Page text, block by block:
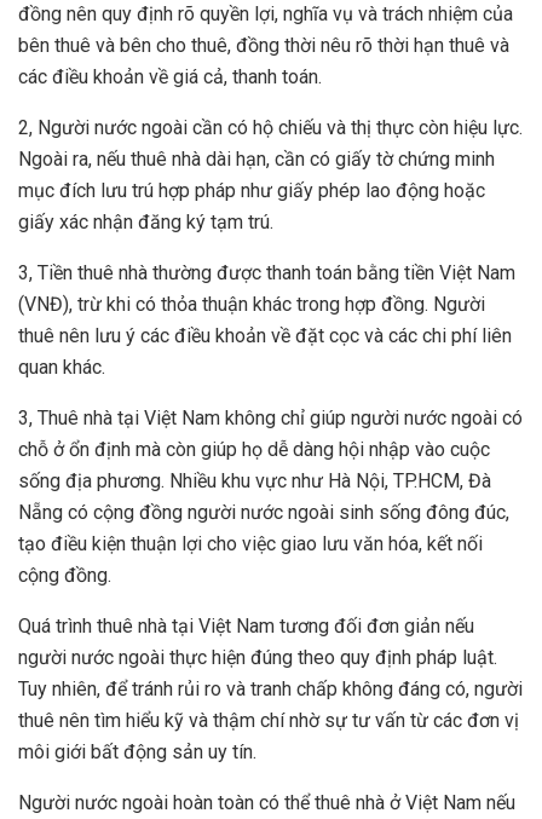
đồng nên quy định rõ quyền lợi, nghĩa vụ và trách nhiệm của
bên thuê và bên cho thuê, đồng thời nêu rõ thời hạn thuê và
các điều khoản về giá cả, thanh toán.
2, Người nước ngoài cần có hộ chiếu và thị thực còn hiệu lực.
Ngoài ra, nếu thuê nhà dài hạn, cần có giấy tờ chứng minh
mục đích lưu trú hợp pháp như giấy phép lao động hoặc
giấy xác nhận đăng ký tạm trú.
3, Tiền thuê nhà thường được thanh toán bằng tiền Việt Nam
(VNĐ), trừ khi có thỏa thuận khác trong hợp đồng. Người
thuê nên lưu ý các điều khoản về đặt cọc và các chi phí liên
quan khác.
3, Thuê nhà tại Việt Nam không chỉ giúp người nước ngoài có
chỗ ở ổn định mà còn giúp họ dễ dàng hội nhập vào cuộc
sống địa phương. Nhiều khu vực như Hà Nội, TP.HCM, Đà
Nẵng có cộng đồng người nước ngoài sinh sống đông đúc,
tạo điều kiện thuận lợi cho việc giao lưu văn hóa, kết nối
cộng đồng.
Quá trình thuê nhà tại Việt Nam tương đối đơn giản nếu
người nước ngoài thực hiện đúng theo quy định pháp luật.
Tuy nhiên, để tránh rủi ro và tranh chấp không đáng có, người
thuê nên tìm hiểu kỹ và thậm chí nhờ sự tư vấn từ các đơn vị
môi giới bất động sản uy tín.
Người nước ngoài hoàn toàn có thể thuê nhà ở Việt Nam nếu